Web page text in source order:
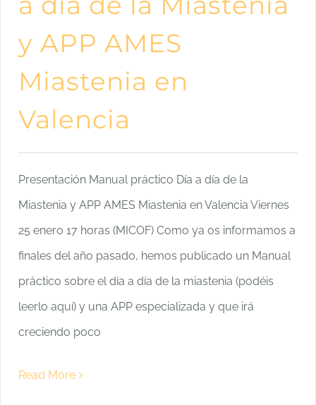
y APP AMES
Miastenia en
Valencia
Presentación Manual práctico Día a día de la
Miastenia y APP AMES Miastenia en Valencia Viernes
25 enero 17 horas (MICOF) Como ya os informamos a
finales del año pasado, hemos publicado un Manual
práctico sobre el día a día de la miastenia (podéis
leerlo aquí) y una APP especializada y que irá
creciendo poco
Read More